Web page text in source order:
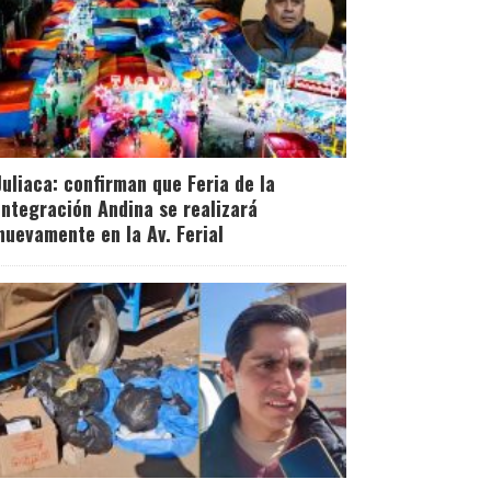
confirman que Feria de la
Andina se realizará
en la Av. Ferial